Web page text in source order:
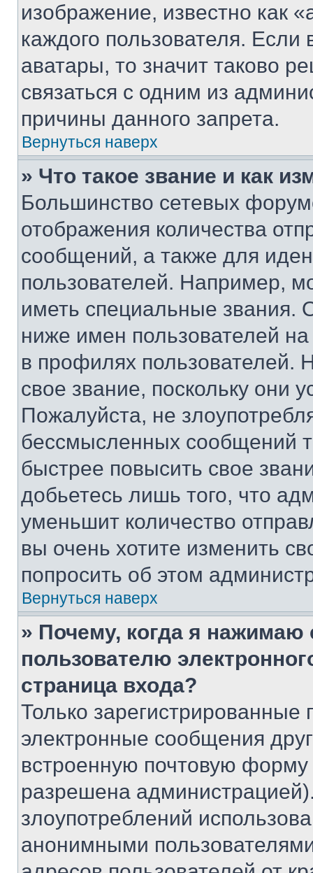
изображение, известно как
каждого пользователя.
аватары, то значит таково
связаться с одним из
причины данного запрета.
Вернуться наверх
» Что такое звание и как
Большинство сетевых
отображения количества
сообщений, а также для
пользователей. Например,
иметь специальные звания.
ниже имен пользователей
в профилях
свое звание, поскольку они
Пожалуйста, не
бессмысленных сообщений
быстрее повысить свое
добьетесь лишь того, что
уменьшит количество
вы очень хотите изменить
попросить об этом
Вернуться наверх
» Почему, когда я нажимаю
пользователю
страница входа?
Только зарегистрированные
электронные сообщения
встроенную почтовую
разрешена
злоупотреблений
анонимными